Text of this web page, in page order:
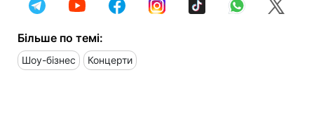
Більше по темі:
Шоу-бізнес Концерти